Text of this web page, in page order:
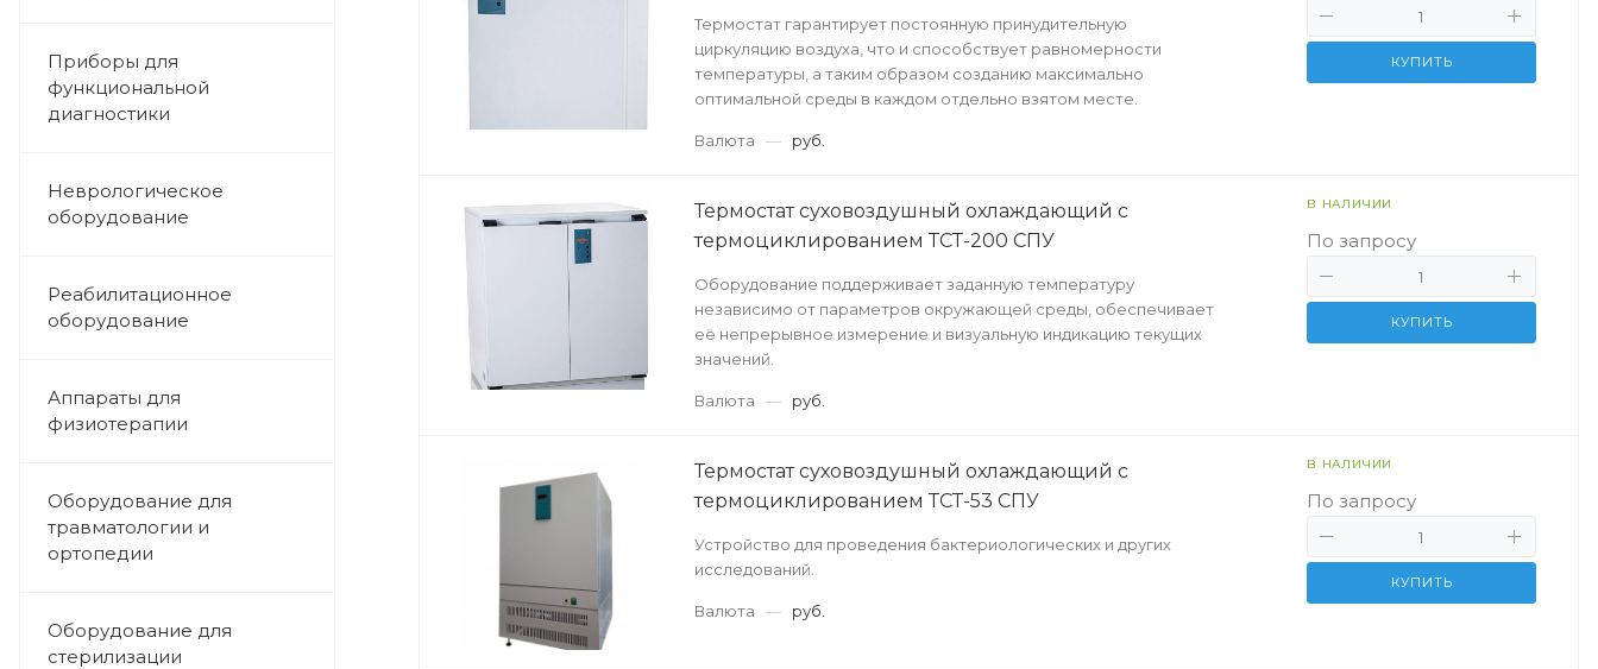
Приборы для
функциональной
диагностики
Неврологическое
оборудование
Реабилитационное
оборудование
Аппараты для
физиотерапии
Оборудование для
травматологии и
ортопедии
Оборудование для
стерилизации
Термостат гарантирует постоянную принудительную
циркуляцию воздуха, что и способствует равномерности
температуры, а таким образом созданию максимально
оптимальной среды в каждом отдельно взятом месте.
Валюта — руб.
КУПИТЬ
Термостат суховоздушный охлаждающий с
термоциклированием ТСТ-200 СПУ
Оборудование поддерживает заданную температуру
независимо от параметров окружающей среды, обеспечивает
её непрерывное измерение и визуальную индикацию текущих
значений.
Валюта — руб.
В НАЛИЧИИ
По запросу
КУПИТЬ
Термостат суховоздушный охлаждающий с
термоциклированием ТСТ-53 СПУ
Устройство для проведения бактериологических и других
исследований.
Валюта — руб.
В НАЛИЧИИ
По запросу
КУПИТЬ